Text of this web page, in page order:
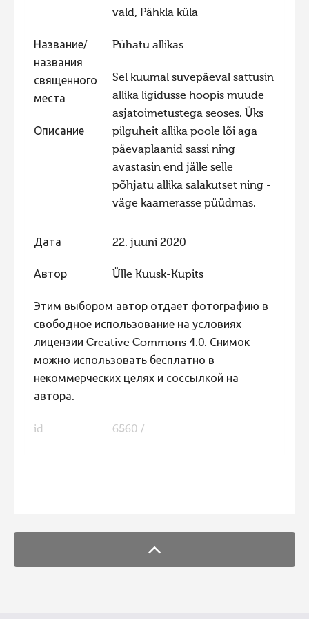
Фотоконкурс 2015
Фотоконкурс 2014
Фотоконкурс 2013
Фотоконкурс 2012
Фотоконкурс 2011
Фотоконкурс 2010
Фотоконкурс 2009
Фотоконкурс 2008
vald, Pähkla küla
Название/
названия
священного
места
Pühatu allikas
Описание
Sel kuumal suvepäeval sattusin
allika ligidusse hoopis muude
asjatoimetustega seoses. Üks
pilguheit allika poole lõi aga
päevaplaanid sassi ning
avastasin end jälle selle
põhjatu allika salakutset ning -
väge kaamerasse püüdmas.
Дата 22. juuni 2020
Автор Ülle Kuusk-Kupits
Этим выбором автор отдает фотографию в
свободное использование на условиях
лицензии Creative Commons 4.0. Снимок
можно использовать бесплатно в
некоммерческих целях и соссылкой на
автора.
id 6560 /